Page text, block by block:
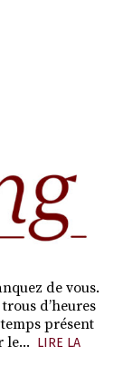
de vous.
d’heures
présent
le... LIRE LA